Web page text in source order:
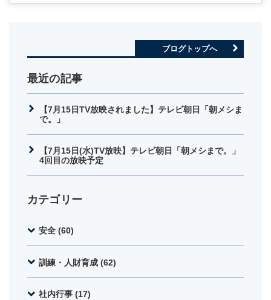
ブログトップへ
最近の記事
【7月15日TV放映されました】テレビ朝日「朝メシま
で。」
【7月15日(水)TV放映】テレビ朝日「朝メシまで。」
4回目の放映予定
カテゴリー
安全 (60)
訓練・人財育成 (62)
社内行事 (17)